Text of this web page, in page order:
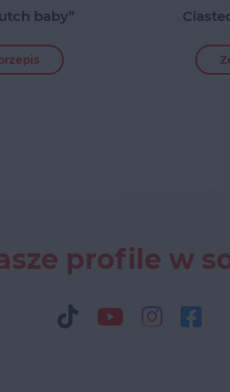
baby”
profile w